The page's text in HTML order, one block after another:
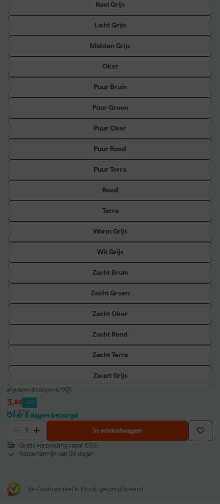
Koel Grijs
Licht Grijs
Midden Grijs
Oker
Puur Bruin
Puur Groen
Puur Oker
Puur Rood
Puur Terra
Rood
Terra
Warm Grijs
Wit Grijs
Zacht Bruin
Zacht Groen
Zacht Oker
Zacht Rood
Zacht Terra
Zwart Grijs
Afgelopen 30 dagen 4,79
3,88 -18%
incl. BTW
Over 5 dagen bezorgd
In winkelwagen
Gratis verzending vanaf €50,-
Retourtermijn van 30 dagen
Verfwebwinkel is Kiyoh gecertificeerd